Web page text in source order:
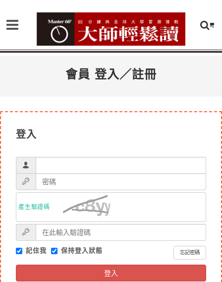
會員 登入／註冊
登入
產生驗證碼
記住我 保持登入狀態 忘記密碼
登入